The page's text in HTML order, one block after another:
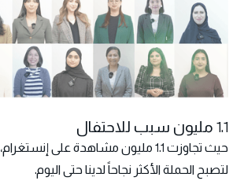
1.1 مليون سبب للاحتفال
حيث تجاوزت 1.1 مليون مشاهدة على إنستغرام،
لتصبح الحملة الأكثر نجاحاً لدينا حتى اليوم.